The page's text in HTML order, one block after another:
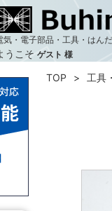
気・電子部品・工具・はん
うこそ ゲスト 様
TOP 工具